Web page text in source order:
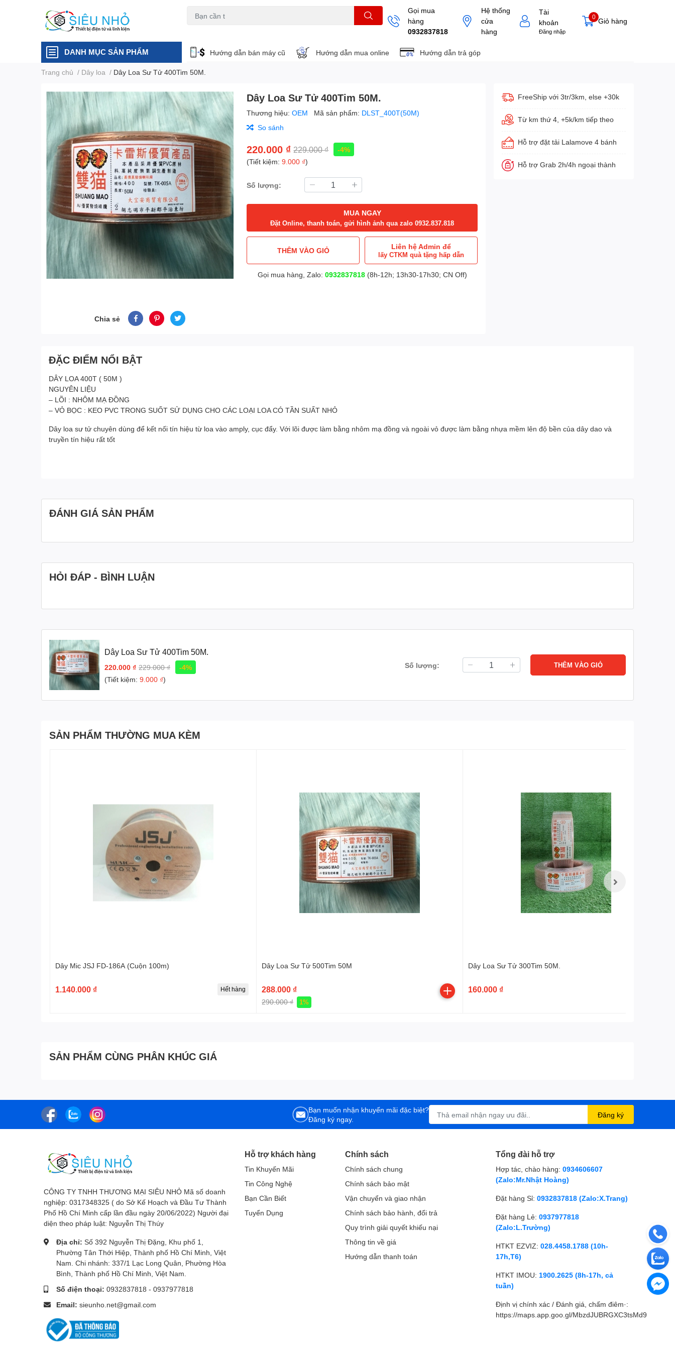
Gọi mua
hàng
0932837818
Hệ thống
cửa
hàng
Tài
khoản
Đăng nhập
Giỏ hàng
0
DANH MỤC SẢN PHẨM Hướng dẫn bán máy cũ Hướng dẫn mua online Hướng dẫn trả góp
Trang chủ / Dây loa / Dây Loa Sư Tử 400Tim 50M.
Chia sẻ
Dây Loa Sư Tử 400Tim 50M.
Thương hiệu:OEM Mã sản phẩm: DLST_400T(50M)
So sánh
220.000 ₫ 229.000 ₫
-4%
(Tiết kiệm:9.000 ₫)
Số lượng:
MUA NGAY
Đặt Online, thanh toán, gửi hình ảnh qua zalo 0932.837.818
THÊM VÀO GIỎ Liên hệ Admin để
lấy CTKM quà tặng hấp dẫn
Gọi mua hàng, Zalo: 0932837818(8h-12h; 13h30-17h30; CN Off)
FreeShip với 3tr/3km, else +30k
Từ km thứ 4, +5k/km tiếp theo
Hỗ trợ đặt tải Lalamove 4 bánh
Hỗ trợ Grab 2h/4h ngoại thành
ĐẶC ĐIỂM NỔI BẬT
DÂY LOA 400T ( 50M )
NGUYÊN LIỆU
– LÕI : NHÔM MẠ ĐỒNG
– VỎ BỌC : KEO PVC TRONG SUỐT SỬ DỤNG CHO CÁC LOẠI LOA CÓ TẦN SUẤT NHỎ
Dây loa sư tử chuyên dùng để kết nối tín hiệu từ loa vào amply, cục đẩy. Với lõi được làm bằng nhôm mạ đồng và ngoài vỏ được làm bằng nhựa mềm lên độ bền của dây dao và
truyền tín hiệu rất tốt
ĐÁNH GIÁ SẢN PHẨM
HỎI ĐÁP - BÌNH LUẬN
Dây Loa Sư Tử 400Tim 50M.
220.000 ₫ 229.000 ₫
-4%
(Tiết kiệm: 9.000 ₫)
Số lượng: THÊM VÀO GIỎ
SẢN PHẨM THƯỜNG MUA KÈM
Dây Mic JSJ FD-186A (Cuộn 100m)
1.140.000 ₫ Hết hàng
Dây Loa Sư Tử 500Tim 50M
288.000 ₫
290.000 ₫ 1%
Dây Loa Sư Tử 300Tim 50M.
160.000 ₫
SẢN PHẨM CÙNG PHÂN KHÚC GIÁ
Bạn muốn nhận khuyến mãi đặc biệt?
Đăng ký ngay.
Đăng ký
CÔNG TY TNHH THƯƠNG MẠI SIÊU NHỎ Mã số doanh
nghiệp: 0317348325 ( do Sở Kế Hoạch và Đầu Tư Thành
Phố Hồ Chí Minh cấp lần đầu ngày 20/06/2022) Người đại
diện theo pháp luật: Nguyễn Thị Thúy
Địa chỉ: Số 392 Nguyễn Thị Đặng, Khu phố 1,
Phường Tân Thới Hiệp, Thành phố Hồ Chí Minh, Việt
Nam. Chi nhánh: 337/1 Lạc Long Quân, Phường Hòa
Bình, Thành phố Hồ Chí Minh, Việt Nam.
Số điện thoại: 0932837818 - 0937977818
Email: sieunho.net@gmail.com
Hỗ trợ khách hàng
Tin Khuyến Mãi
Tin Công Nghệ
Bạn Cần Biết
Tuyển Dụng
Chính sách
Chính sách chung
Chính sách bảo mật
Vận chuyển và giao nhận
Chính sách bảo hành, đổi trả
Quy trình giải quyết khiếu nại
Thông tin về giá
Hướng dẫn thanh toán
Tổng đài hỗ trợ
Hợp tác, chào hàng: 0934606607
(Zalo:Mr.Nhật Hoàng)
Đặt hàng Sỉ: 0932837818 (Zalo:X.Trang)
Đặt hàng Lẻ: 0937977818
(Zalo:L.Trường)
HTKT EZVIZ: 028.4458.1788 (10h-
17h,T6)
HTKT IMOU: 1900.2625 (8h-17h, cả
tuần)
Định vị chính xác / Đánh giá, chấm điêm·:
https://maps.app.goo.gl/MbzdJUBRGXC3tsMd9